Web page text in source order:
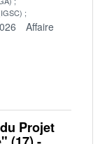
Affaire
Projet